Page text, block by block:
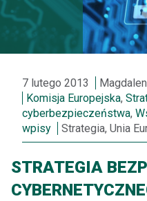
7 lutego 2013
Komisja Europejska,
cyberbezpieczeństwa,
wpisy
Strategia, Unia
STRATEGIA